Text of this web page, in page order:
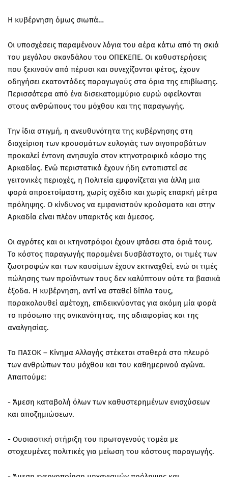
Η κυβέρνηση όμως σιωπά…
Οι υποσχέσεις παραμένουν λόγια του αέρα κάτω από τη σκιά
του μεγάλου σκανδάλου του ΟΠΕΚΕΠΕ. Οι καθυστερήσεις
που ξεκινούν από πέρυσι και συνεχίζονται φέτος, έχουν
οδηγήσει εκατοντάδες παραγωγούς στα όρια της επιβίωσης.
Περισσότερα από ένα δισεκατομμύριο ευρώ οφείλονται
στους ανθρώπους του μόχθου και της παραγωγής.
Την ίδια στιγμή, η ανευθυνότητα της κυβέρνησης στη
διαχείριση των κρουσμάτων ευλογιάς των αιγοπροβάτων
προκαλεί έντονη ανησυχία στον κτηνοτροφικό κόσμο της
Αρκαδίας. Ενώ περιστατικά έχουν ήδη εντοπιστεί σε
γειτονικές περιοχές, η Πολιτεία εμφανίζεται για άλλη μια
φορά απροετοίμαστη, χωρίς σχέδιο και χωρίς επαρκή μέτρα
πρόληψης. Ο κίνδυνος να εμφανιστούν κρούσματα και στην
Αρκαδία είναι πλέον υπαρκτός και άμεσος.
Οι αγρότες και οι κτηνοτρόφοι έχουν φτάσει στα όριά τους.
Το κόστος παραγωγής παραμένει δυσβάσταχτο, οι τιμές των
ζωοτροφών και των καυσίμων έχουν εκτιναχθεί, ενώ οι τιμές
πώλησης των προϊόντων τους δεν καλύπτουν ούτε τα βασικά
έξοδα. Η κυβέρνηση, αντί να σταθεί δίπλα τους,
παρακολουθεί αμέτοχη, επιδεικνύοντας για ακόμη μία φορά
το πρόσωπο της ανικανότητας, της αδιαφορίας και της
αναλγησίας.
Το ΠΑΣΟΚ – Κίνημα Αλλαγής στέκεται σταθερά στο πλευρό
των ανθρώπων του μόχθου και του καθημερινού αγώνα.
Απαιτούμε:
- Άμεση καταβολή όλων των καθυστερημένων ενισχύσεων
και αποζημιώσεων.
- Ουσιαστική στήριξη του πρωτογενούς τομέα με
στοχευμένες πολιτικές για μείωση του κόστους παραγωγής.